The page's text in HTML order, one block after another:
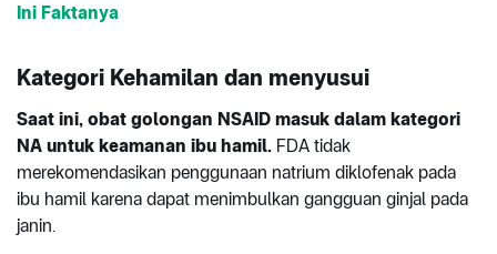
Ini Faktanya
Kategori Kehamilan dan menyusui
Saat ini, obat golongan NSAID masuk dalam kategori
NA untuk keamanan ibu hamil. FDA tidak
merekomendasikan penggunaan natrium diklofenak pada
ibu hamil karena dapat menimbulkan gangguan ginjal pada
janin.